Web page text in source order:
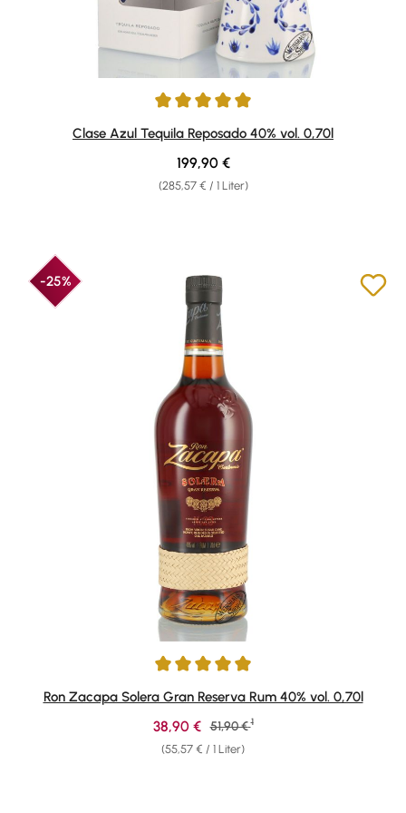
Durchschnittliche Bewertung von 5 von 5 Sternen
Clase Azul Tequila Reposado 40% vol. 0,70l
(285,57 € / 1 Liter)
Regulärer Preis:
199,90 €
-25%
Durchschnittliche Bewertung von 4.88 von 5 Sternen
Ron Zacapa Solera Gran Reserva Rum 40% vol. 0,70l
(55,57 € / 1 Liter)
Verkaufspreis:
38,90 € Regulärer Preis:
51,90 € 1